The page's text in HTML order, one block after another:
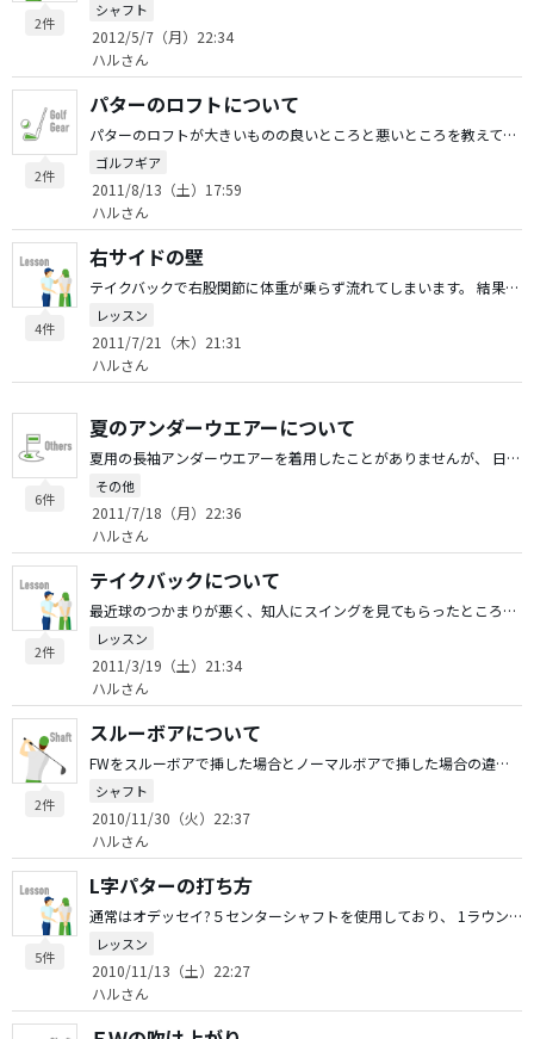
2件
シャフト
2012/5/7（月）22:34
ハルさん
2件
パターのロフトについて
パターのロフトが大きいものの良いところと悪いところを教えてください。 通常が３度くらいでしょうか？
ゴルフギア
2011/8/13（土）17:59
ハルさん
4件
右サイドの壁
テイクバックで右股関節に体重が乗らず流れてしまいます。 結果、インサイドにクラブが上がって寝てしまいます。 （球としてはフックが強くなります） テイクバック始動前に、右ひざを左へ「クッ」と入れてやると若干はマシになる気がします。 右サイドの壁のうまい作り方を教えてください。
レッスン
2011/7/21（木）21:31
ハルさん
6件
夏のアンダーウエアーについて
夏用の長袖アンダーウエアーを着用したことがありませんが、 日焼け防止等で体力の消耗が軽減されますか？ 着用することによるメリット、デメリットがあれば教えてください。 宜しくお願いします。
その他
2011/7/18（月）22:36
ハルさん
2件
テイクバックについて
最近球のつかまりが悪く、知人にスイングを見てもらったところ、テイクバックでヘッドがアウトサイドへ上がっていると言われました。もともとトップの位置が低く、高い位置のトップへ変更しようとしていました。 みなさんがテイクバックで注意していることがあれば教えてください。 また、同じような症状を克服された方がいらっしゃれば改善歩法を教えてください。 宜しくお願いします。
レッスン
2011/3/19（土）21:34
ハルさん
2件
スルーボアについて
FWをスルーボアで挿した場合とノーマルボアで挿した場合の違いを教えてください。 同じシャフトとヘッドでも違ったものに仕上がりますか？
シャフト
2010/11/30（火）22:37
ハルさん
5件
L字パターの打ち方
通常はオデッセイ?５センターシャフトを使用しており、 1ラウンド平均３４パットです。 さらなる向上を求め、 ブラックシリーズ ?９を購入しました。 Ｌ字パターの打ち方でのコツ等あれば教えてください。
レッスン
2010/11/13（土）22:27
ハルさん